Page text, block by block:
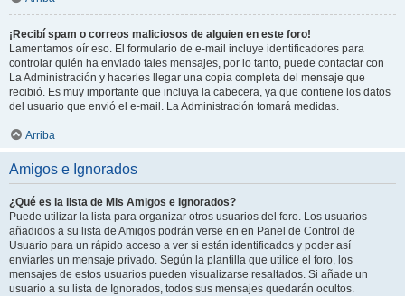
¡Recibí spam o correos maliciosos de alguien en este foro!
Lamentamos oír eso. El formulario de e-mail incluye identificadores para
controlar quién ha enviado tales mensajes, por lo tanto, puede contactar con
La Administración y hacerles llegar una copia completa del mensaje que
recibió. Es muy importante que incluya la cabecera, ya que contiene los datos
del usuario que envió el e-mail. La Administración tomará medidas.
Arriba
Amigos e Ignorados
¿Qué es la lista de Mis Amigos e Ignorados?
Puede utilizar la lista para organizar otros usuarios del foro. Los usuarios
añadidos a su lista de Amigos podrán verse en en Panel de Control de
Usuario para un rápido acceso a ver si están identificados y poder así
enviarles un mensaje privado. Según la plantilla que utilice el foro, los
mensajes de estos usuarios pueden visualizarse resaltados. Si añade un
usuario a su lista de Ignorados, todos sus mensajes quedarán ocultos.